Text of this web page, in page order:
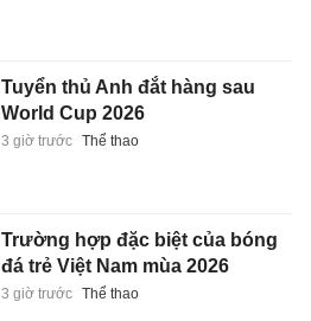
Tuyển thủ Anh đắt hàng sau
World Cup 2026
3 giờ trước Thể thao
Trường hợp đặc biệt của bóng
đá trẻ Việt Nam mùa 2026
3 giờ trước Thể thao